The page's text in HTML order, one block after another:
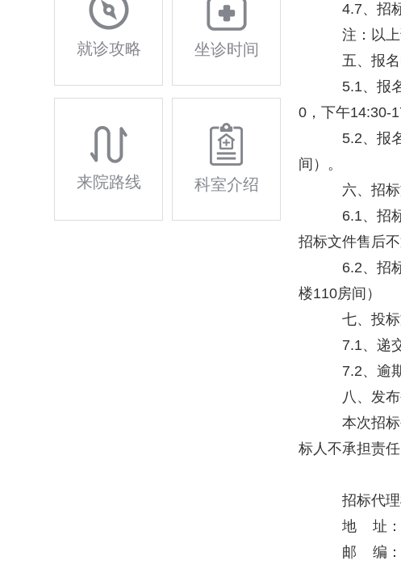
就诊攻略 坐诊时间
来院路线 科室介绍
4.7、招
注：以上
五、报名
5.1、报
0，下午14:30-
5.2、报
间）。
六、招标
6.1、招
招标文件售后
6.2、招
楼110房间）
七、投标
7.1、递
7.2、逾
八、发布
本次招标
标人不承担责任
招标代理
地 址：
邮 编：